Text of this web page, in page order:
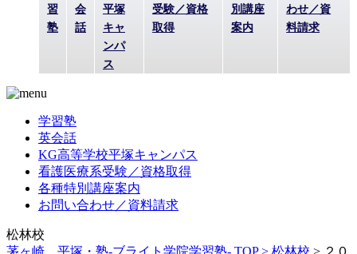
習
塾
会
話
平塚
キャ
ンパ
ス
受験／資格
取得
別講座
案内
わせ／資
料請求
学習塾
英会話
KG高等学校平塚キャンパス
看護医療系受験／資格取得
各種特別講座案内
お問い合わせ／資料請求
松林校
茅ヶ崎、平塚・塾-ブライト学院学習塾- TOP > 松林校 > ２０